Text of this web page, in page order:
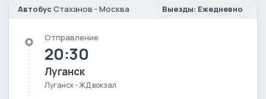
АвтобусСтаханов - Москва Выезды: Ежедневно
Отправление
20:30
Луганск
Луганск - ЖД вокзал